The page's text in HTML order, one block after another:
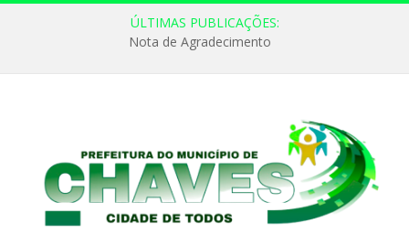
ÚLTIMAS PUBLICAÇÕES:
Nota de Agradecimento